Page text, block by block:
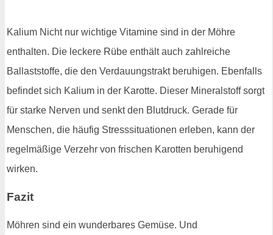
Kalium Nicht nur wichtige Vitamine sind in der Möhre
enthalten. Die leckere Rübe enthält auch zahlreiche
Ballaststoffe, die den Verdauungstrakt beruhigen. Ebenfalls
befindet sich Kalium in der Karotte. Dieser Mineralstoff sorgt
für starke Nerven und senkt den Blutdruck. Gerade für
Menschen, die häufig Stresssituationen erleben, kann der
regelmäßige Verzehr von frischen Karotten beruhigend
wirken.
Fazit
Möhren sind ein wunderbares Gemüse. Und